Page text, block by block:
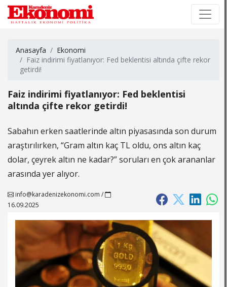
Anasayfa
Ekonomi
Faiz indirimi fiyatlanıyor: Fed beklentisi altında çifte rekor
getirdi!
Faiz indirimi fiyatlanıyor: Fed beklentisi
altında çifte rekor getirdi!
Sabahın erken saatlerinde altın piyasasında son durum
araştırılırken, “Gram altın kaç TL oldu, ons altın kaç
dolar, çeyrek altın ne kadar?” soruları en çok arananlar
arasında yer alıyor.
info@karadenizekonomi.com /
16.09.2025
×
×